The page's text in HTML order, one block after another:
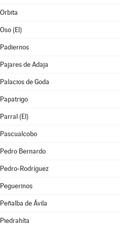
Orbita
Oso (El)
Padiernos
Pajares de Adaja
Palacios de Goda
Papatrigo
Parral (El)
Pascualcobo
Pedro Bernardo
Pedro-Rodríguez
Peguerinos
Peñalba de Ávila
Piedrahíta